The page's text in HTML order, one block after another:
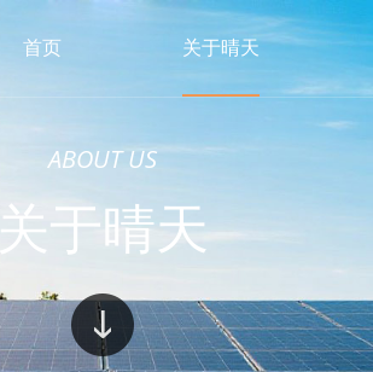
首页 关于晴天
ABOUT US
关于晴天